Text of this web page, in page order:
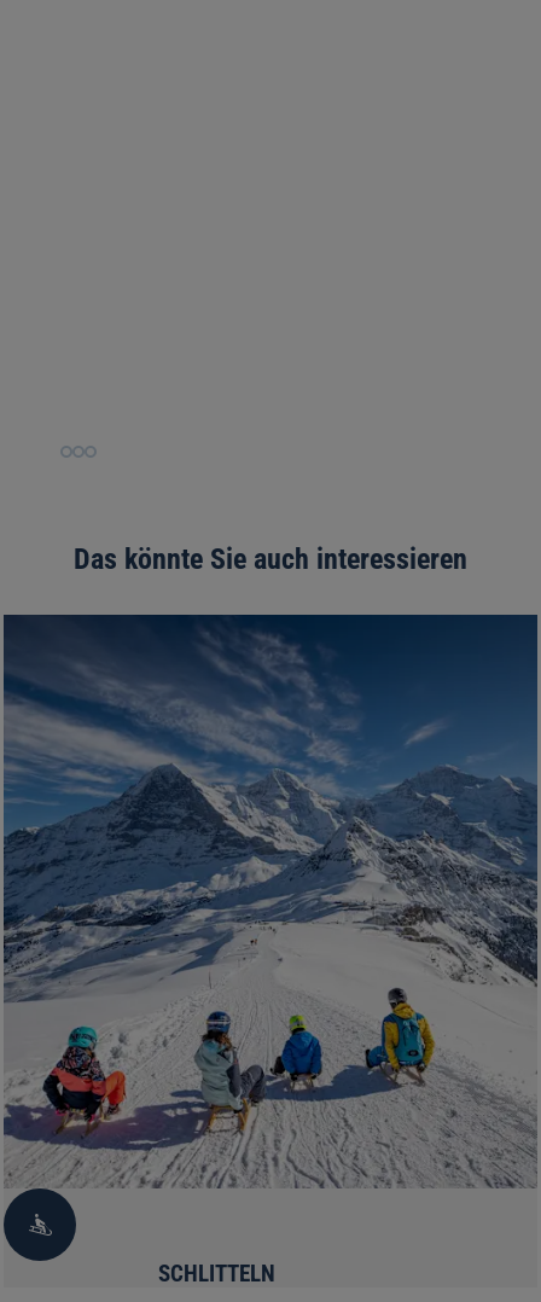
Slide
Slide
Slide
Das könnte Sie auch interessieren
SCHLITTELN